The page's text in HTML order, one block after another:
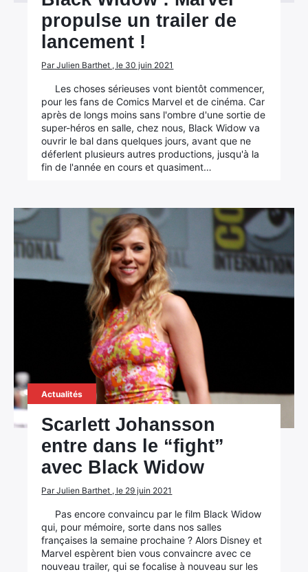
propulse un trailer de
lancement !
Par Julien Barthet , le 30 juin 2021
Les choses sérieuses vont bientôt commencer,
pour les fans de Comics Marvel et de cinéma. Car
après de longs moins sans l'ombre d'une sortie de
super-héros en salle, chez nous, Black Widow va
ouvrir le bal dans quelques jours, avant que ne
déferlent plusieurs autres productions, jusqu'à la
fin de l'année en cours et quasiment…
Actualités
Scarlett Johansson
entre dans le “fight”
avec Black Widow
Par Julien Barthet , le 29 juin 2021
Pas encore convaincu par le film Black Widow
qui, pour mémoire, sorte dans nos salles
françaises la semaine prochaine ? Alors Disney et
Marvel espèrent bien vous convaincre avec ce
nouveau trailer, qui se focalise à nouveau sur les